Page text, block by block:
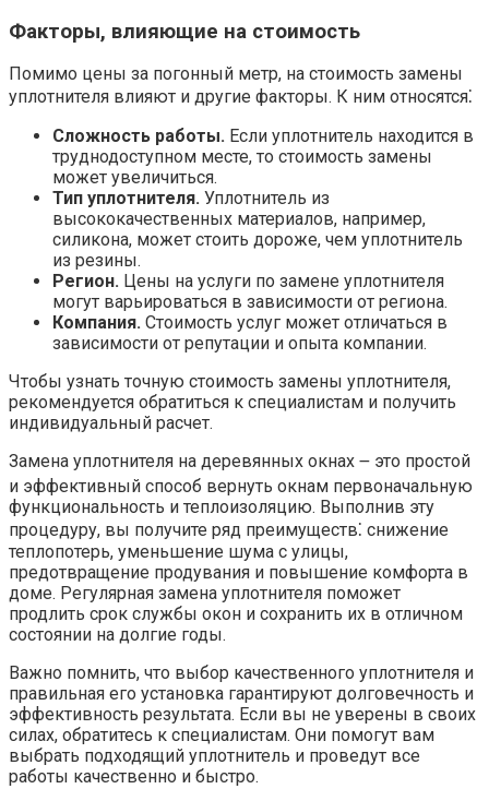
Факторы, влияющие на стоимость
Помимо цены за погонный метр, на стоимость замены
уплотнителя влияют и другие факторы. К ним относятся⁚
Сложность работы. Если уплотнитель находится в
труднодоступном месте, то стоимость замены
может увеличиться.
Тип уплотнителя. Уплотнитель из
высококачественных материалов, например,
силикона, может стоить дороже, чем уплотнитель
из резины.
Регион. Цены на услуги по замене уплотнителя
могут варьироваться в зависимости от региона.
Компания. Стоимость услуг может отличаться в
зависимости от репутации и опыта компании.
Чтобы узнать точную стоимость замены уплотнителя,
рекомендуется обратиться к специалистам и получить
индивидуальный расчет.
Замена уплотнителя на деревянных окнах ౼ это простой
и эффективный способ вернуть окнам первоначальную
функциональность и теплоизоляцию. Выполнив эту
процедуру, вы получите ряд преимуществ⁚ снижение
теплопотерь, уменьшение шума с улицы,
предотвращение продувания и повышение комфорта в
доме. Регулярная замена уплотнителя поможет
продлить срок службы окон и сохранить их в отличном
состоянии на долгие годы.
Важно помнить, что выбор качественного уплотнителя и
правильная его установка гарантируют долговечность и
эффективность результата. Если вы не уверены в своих
силах, обратитесь к специалистам. Они помогут вам
выбрать подходящий уплотнитель и проведут все
работы качественно и быстро.